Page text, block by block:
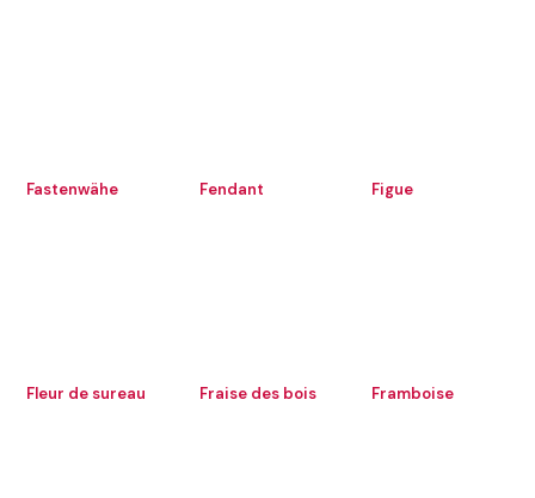
Fastenwähe Fendant Figue
Fleur de sureau Fraise des bois Framboise